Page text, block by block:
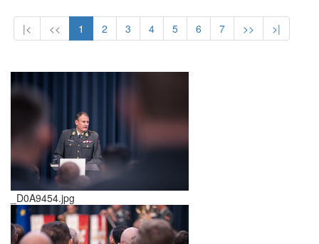
|< << 1 2 3 4 5 6 7 >> >|
_D0A9454.jpg